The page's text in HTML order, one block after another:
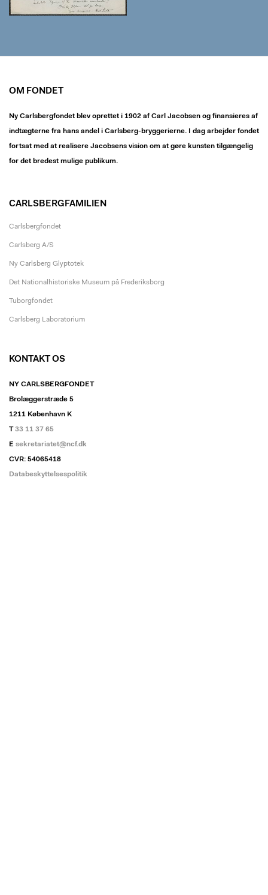
OM FONDET
Ny Carlsbergfondet blev oprettet i 1902 af Carl Jacobsen og finansieres af
indtægterne fra hans andel i Carlsberg-bryggerierne. I dag arbejder fondet
fortsat med at realisere Jacobsens vision om at gøre kunsten tilgængelig
for det bredest mulige publikum.
CARLSBERGFAMILIEN
Carlsbergfondet
Carlsberg A/S
Ny Carlsberg Glyptotek
Det Nationalhistoriske Museum på Frederiksborg
Tuborgfondet
Carlsberg Laboratorium
KONTAKT OS
NY CARLSBERGFONDET
Brolæggerstræde 5
1211 København K
T33 11 37 65
E sekretariatet@ncf.dk
CVR: 54065418
Databeskyttelsespolitik